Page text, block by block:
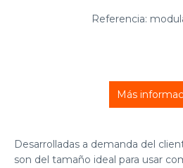
Referencia:
Desarrolladas a demanda del
son del tamaño ideal para usar
Más